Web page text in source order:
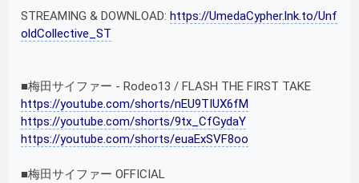
STREAMING & DOWNLOAD:https://UmedaCypher.lnk.to/Unf
oldCollective_ST
■梅田サイファー - Rodeo13 / FLASH THE FIRST TAKE
https://youtube.com/shorts/nEU9TIUX6fM
https://youtube.com/shorts/9tx_CfGydaY
https://youtube.com/shorts/euaExSVF8oo
■梅田サイファー OFFICIAL